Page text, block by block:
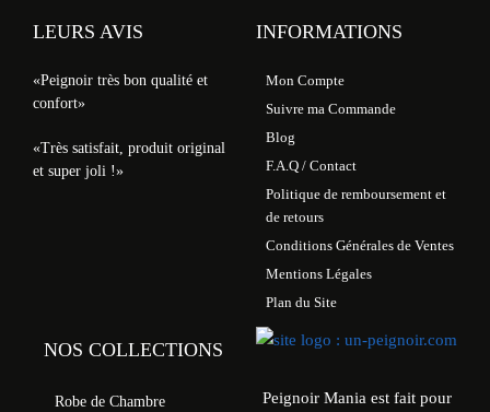
LEURS AVIS
«Peignoir très bon qualité et
confort»
«Très satisfait, produit original
et super joli !»
INFORMATIONS
Mon Compte
Suivre ma Commande
Blog
F.A.Q / Contact
Politique de remboursement et
de retours
Conditions Générales de Ventes
Mentions Légales
Plan du Site
NOS COLLECTIONS
Robe de Chambre Peignoir Mania est fait pour